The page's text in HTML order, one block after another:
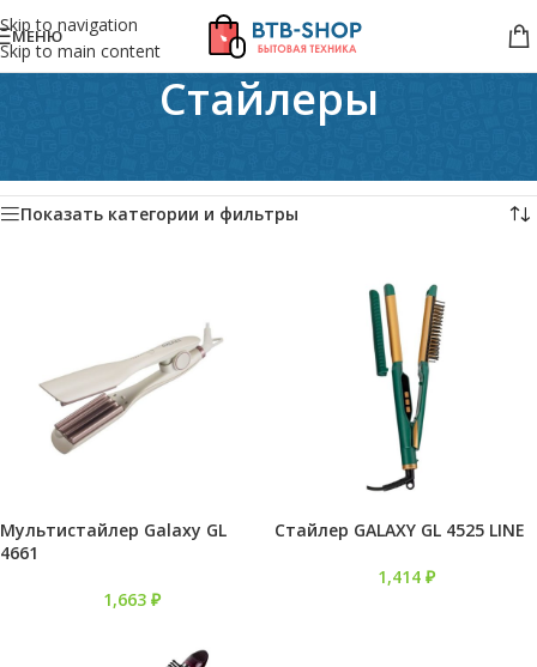
Skip to navigation
Skip to main content
МЕНЮ
Стайлеры
Показать категории и фильтры
Мультистайлер Galaxy GL
4661
1,663 ₽
Стайлер GALAXY GL 4525 LINE
1,414 ₽